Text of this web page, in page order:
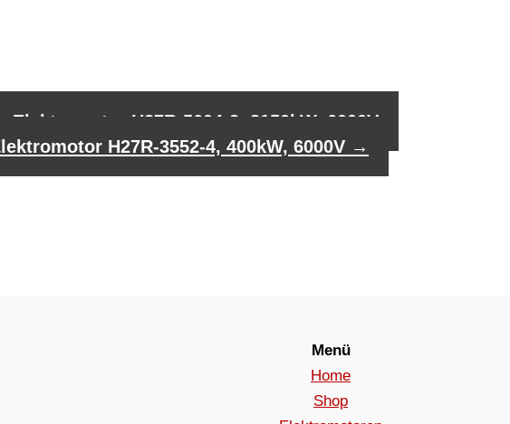
H27R-5604-2, 3150kW, 6000V
H27R-3552-4, 400kW, 6000V →
Menü
Home
Shop